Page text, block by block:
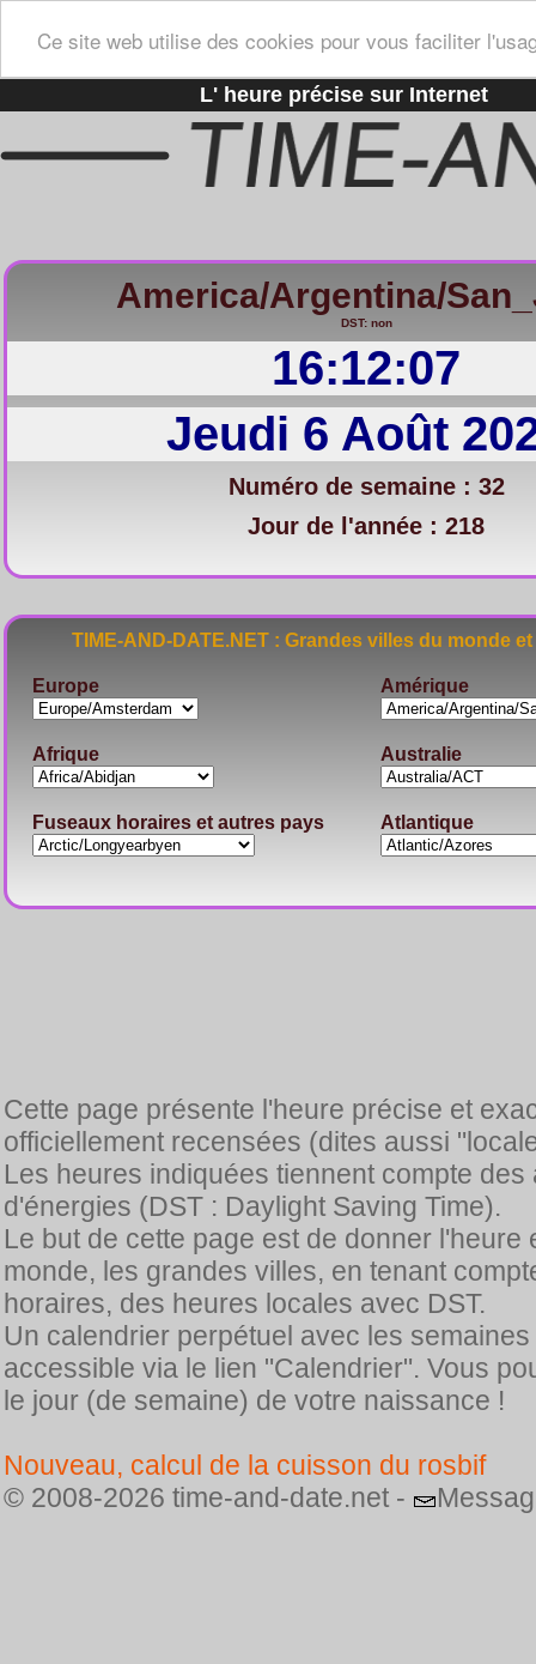
Ce site web utilise des cookies pour vous faciliter
L' heure précise sur Internet
America/Argentina/
DST: non
16:12:08
Jeudi 6 Août
Numéro de semaine : 32
Jour de l'année : 218
TIME-AND-DATE.NET : Grandes villes du
Europe Amérique
Afrique Australie
Fuseaux horaires et autres pays Atlantique
Cette page présente l'heure précise et
officiellement recensées (dites aussi
Les heures indiquées tiennent compte
d'énergies (DST : Daylight Saving Time).
Le but de cette page est de donner
monde, les grandes villes, en tenant
horaires, des heures locales avec DST.
Un calendrier perpétuel avec les
accessible via le lien "Calendrier". Vous
le jour (de semaine) de votre naissance !
Nouveau, calcul de la cuisson du rosbif
© 2008-2026 time-and-date.net -